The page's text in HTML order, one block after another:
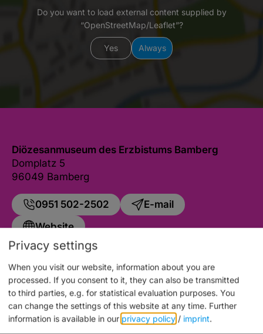
Do you want to load external content supplied by
“OpenStreetMap/Leaflet”?
Yes Always
Diözesanmuseum des Erzbistums Bamberg
Domplatz 5
96049 Bamberg
0951 502-2502
E-mail
Website
Auch an diesem Ort
Privacy settings
When you visit our website, information about you are
processed. If you consent to it, they can also be transmitted
to third parties, e.g. for statistical evaluation purposes. You
can change the settings of this website at any time. Further
information is available in our privacy policy / imprint.